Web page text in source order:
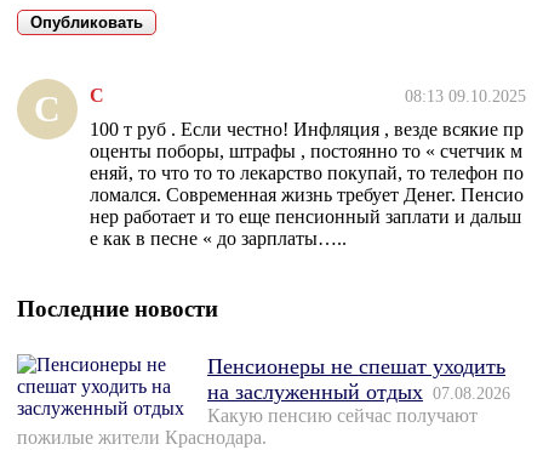
С С 08:13 09.10.2025
100 т руб . Если честно! Инфляция , везде всякие пр
оценты поборы, штрафы , постоянно то « счетчик м
еняй, то что то то лекарство покупай, то телефон по
ломался. Современная жизнь требует Денег. Пенсио
нер работает и то еще пенсионный заплати и дальш
е как в песне « до зарплаты…..
Последние новости
Пенсионеры не спешат уходить
на заслуженный отдых 07.08.2026
Какую пенсию сейчас получают
пожилые жители Краснодара.